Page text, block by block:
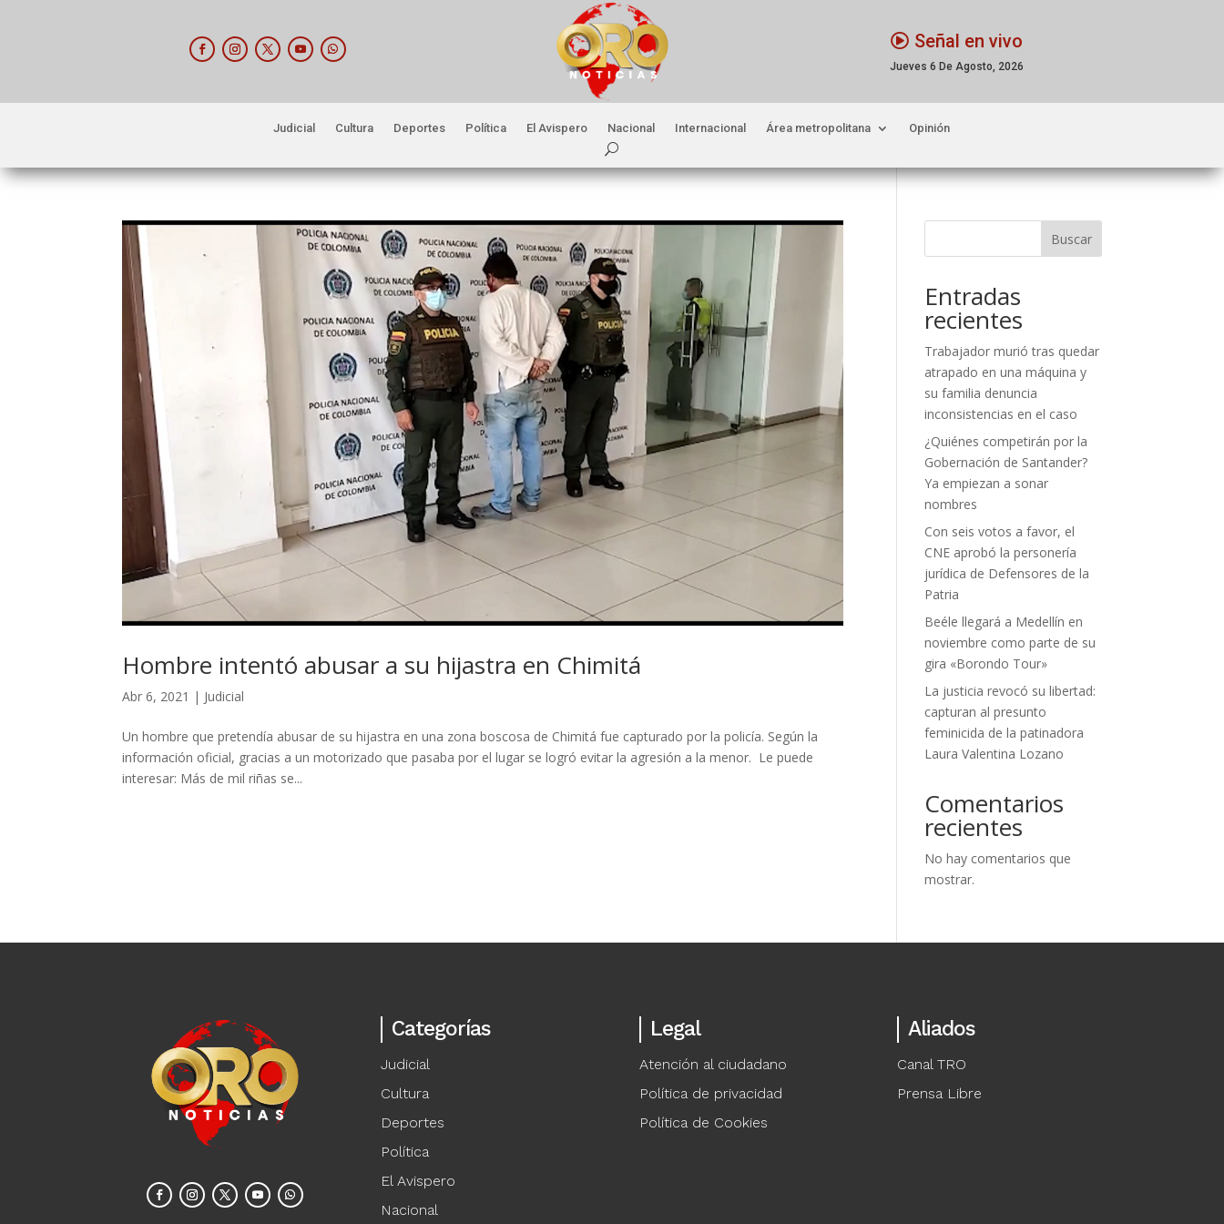
Señal en vivo
Jueves 6 De Agosto, 2026
Judicial Cultura Deportes Política El Avispero Nacional Internacional Área metropolitana Opinión
Hombre intentó abusar a su hijastra en Chimitá
Abr 6, 2021 | Judicial
Un hombre que pretendía abusar de su hijastra en una zona boscosa de Chimitá fue capturado por la policía. Según la
información oficial, gracias a un motorizado que pasaba por el lugar se logró evitar la agresión a la menor. Le puede
interesar: Más de mil riñas se...
Buscar
Entradas
recientes
Trabajador murió tras quedar
atrapado en una máquina y
su familia denuncia
inconsistencias en el caso
¿Quiénes competirán por la
Gobernación de Santander?
Ya empiezan a sonar
nombres
Con seis votos a favor, el
CNE aprobó la personería
jurídica de Defensores de la
Patria
Beéle llegará a Medellín en
noviembre como parte de su
gira «Borondo Tour»
La justicia revocó su libertad:
capturan al presunto
feminicida de la patinadora
Laura Valentina Lozano
Comentarios
recientes
No hay comentarios que
mostrar.
Categorías
Judicial
Cultura
Deportes
Política
El Avispero
Nacional
Legal
Atención al ciudadano
Política de privacidad
Política de Cookies
Aliados
Canal TRO
Prensa Libre